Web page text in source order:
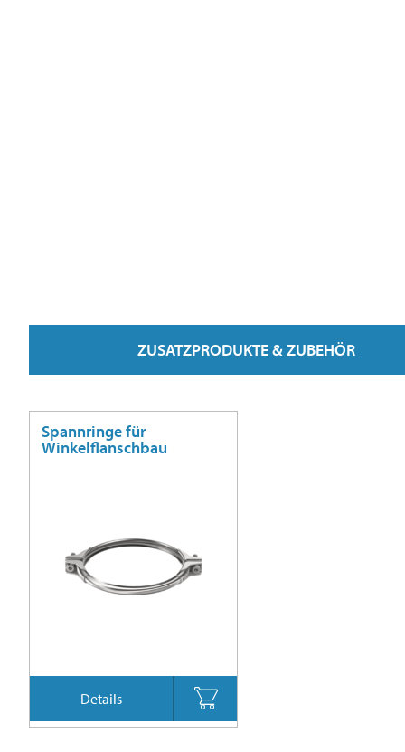
ZUSATZPRODUKTE & ZUBEHÖR
Spannringe für
Winkelflanschbau
Details